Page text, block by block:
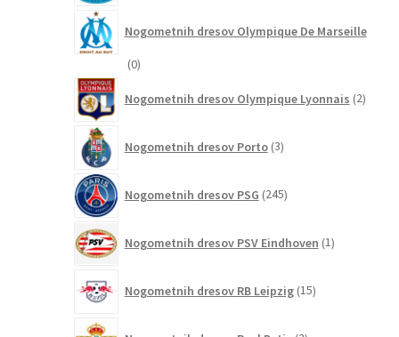
Nogometnih dresov Olympique De Marseille
00
Nogometnih dresov Olympique Lyonnais 2izdelka
Nogometnih dresov Porto 3izdelki
Nogometnih dresov PSG 245izdelkov
Nogometnih dresov PSV Eindhoven 1izdelek
Nogometnih dresov RB Leipzig 15izdelkov